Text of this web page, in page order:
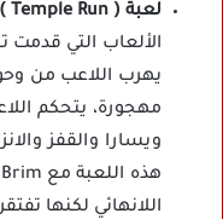
لعبة ( Temple Run ):
الألعاب التي قدمت
يهرب اللاعب من
مهجورة، يتحكم
ويسارا والقفز
اللانهائي لكنها